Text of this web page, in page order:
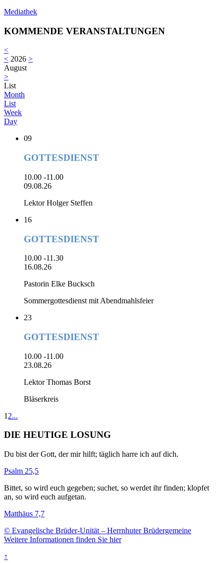
Mediathek
KOMMENDE VERANSTALTUNGEN
<
< 2026 >
August
>
List
Month
List
Week
Day
09
GOTTESDIENST
10.00 -11.00
09.08.26
Lektor Holger Steffen
16
GOTTESDIENST
10.00 -11.30
16.08.26
Pastorin Elke Bucksch
Sommergottesdienst mit Abendmahlsfeier
23
GOTTESDIENST
10.00 -11.00
23.08.26
Lektor Thomas Borst
Bläserkreis
1 2...
DIE HEUTIGE LOSUNG
Du bist der Gott, der mir hilft; täglich harre ich auf dich.
Psalm 25,5
Bittet, so wird euch gegeben; suchet, so werdet ihr finden; klopfet
an, so wird euch aufgetan.
Matthäus 7,7
© Evangelische Brüder-Unität – Herrnhuter Brüdergemeine
Weitere Informationen finden Sie hier
↑